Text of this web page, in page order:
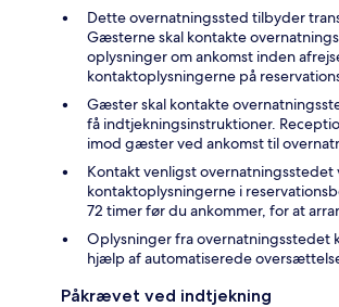
Dette overnatningssted tilbyder
Gæsterne skal kontakte
oplysninger om ankomst inden
kontaktoplysningerne på
Gæster skal kontakte
få indtjekningsinstruktioner.
imod gæster ved ankomst til
Kontakt venligst overnatningsstedet
kontaktoplysningerne i
72 timer før du ankommer, for at
Oplysninger fra overnatningsstedet
hjælp af automatiserede
Påkrævet ved indtjekning